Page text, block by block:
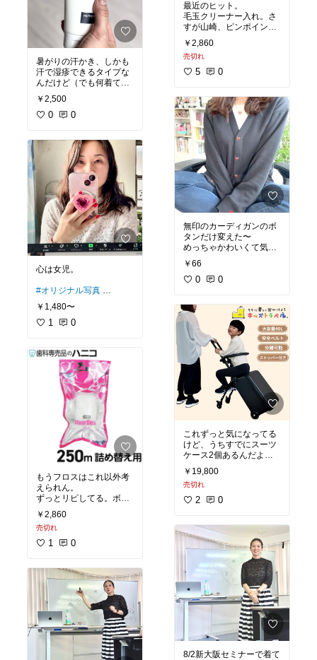
暑がりの汗かき、しかも
汗で湿疹できるタイプな
んだけど（でも何着てて
も涼しそうと言われ
る…）これ塗ると涼しい
通り越して痛い🥶
ちなみに公式の方が安い
#オリジナル写真
￥2,500
0 0
心は女児。
#オリジナル写真
#スマホアクセサリー
￥1,480〜
1 0
もうフロスはこれ以外考
えられん。
ずっとリピしてる。ボト
ルサイズと外出用に小さ
いの両方持ってるくら
#買ってよかった
￥2,860
売切れ
1 0
最近のヒット。
毛玉クリーナー入れ。さ
すが山崎、ピンポイント
突いてくる笑
毛玉クリーナーって割と
通年使うもんな。
ハンディファンや自撮り
#買ってよかった #オリジ
ナル写真
￥2,860
売切れ
5 0
無印のカーディガンのボ
タンだけ変えた〜
めっちゃかわいくて気に
#ハンドメイド
￥66
0 0
これずっと気になってる
けど、うちすでにスーツ
ケース2個あるんだよ
ね…
しかも子供二人だから、
ワンオペ旅行だと微妙か
な？
￥19,800
売切れ
2 0
8/2新大阪セミナーで着て